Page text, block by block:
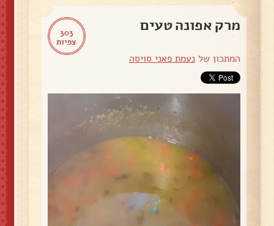
303
צפיות
מרק אפונה טעים
המתכון שלנעמת פאני סויסה